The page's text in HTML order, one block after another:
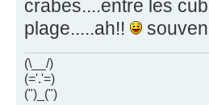
crabes....entre les
plage.....ah!!
(\__/)
(='.'=)
(")_(")